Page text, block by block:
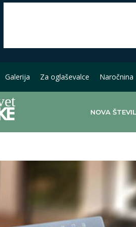
Galerija Za oglaševalce Naročnina
NOVA